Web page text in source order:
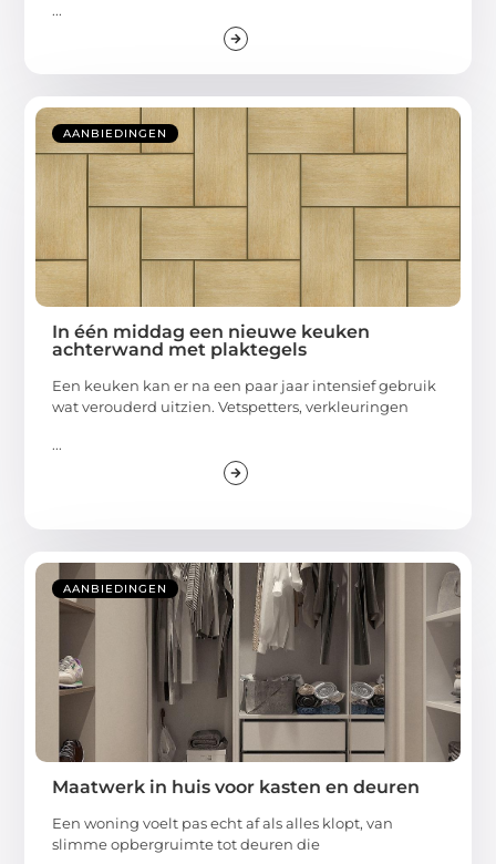
...
AANBIEDINGEN
In één middag een nieuwe keuken
achterwand met plaktegels
Een keuken kan er na een paar jaar intensief gebruik
wat verouderd uitzien. Vetspetters, verkleuringen
...
AANBIEDINGEN
Maatwerk in huis voor kasten en deuren
Een woning voelt pas echt af als alles klopt, van
slimme opbergruimte tot deuren die